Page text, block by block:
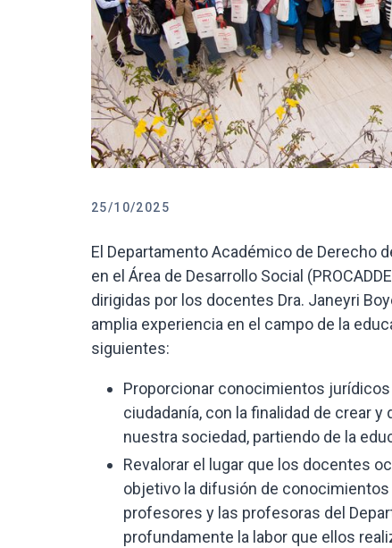
25/10/2025
El Departamento Académico de Derecho
en el Área de Desarrollo Social
dirigidas por los docentes Dra. Janeyri
amplia experiencia en el campo de la
siguientes:
Proporcionar conocimientos
ciudadanía, con la finalidad de crear
nuestra sociedad, partiendo de la
Revalorar el lugar que los docentes
objetivo la difusión de
profesores y las profesoras del
profundamente la labor que ellos